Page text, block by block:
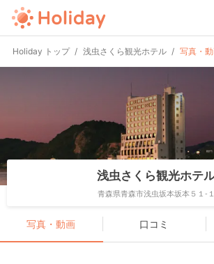
Holiday トップ 浅虫さくら観光ホテル 写真・
浅虫さくら観光ホテ
青森県青森市浅虫坂本坂本５１-１
写真・動画 口コミ